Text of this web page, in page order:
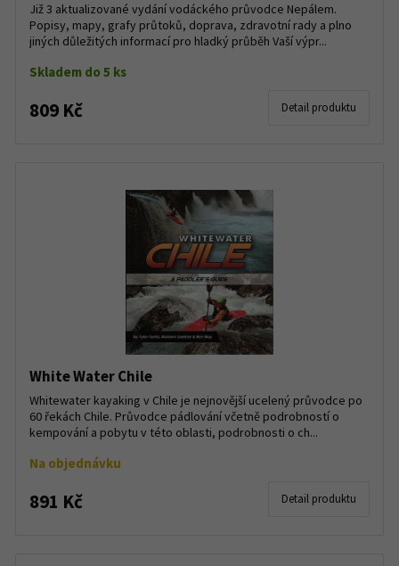
Již 3 aktualizované vydání vodáckého průvodce Nepálem.
Popisy, mapy, grafy průtoků, doprava, zdravotní rady a plno
jiných důležitých informací pro hladký průběh Vaší výpr...
Skladem do 5 ks
809 Kč Detail produktu
White Water Chile
Whitewater kayaking v Chile je nejnovější ucelený průvodce po
60 řekách Chile. Průvodce pádlování včetně podrobností o
kempování a pobytu v této oblasti, podrobnosti o ch...
Na objednávku
891 Kč Detail produktu